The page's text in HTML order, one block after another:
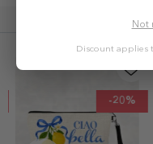
What Not
Discount applies